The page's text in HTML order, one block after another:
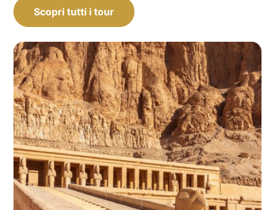
Scopri tutti i tour